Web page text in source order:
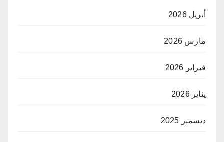
أبريل 2026
مارس 2026
فبراير 2026
يناير 2026
ديسمبر 2025